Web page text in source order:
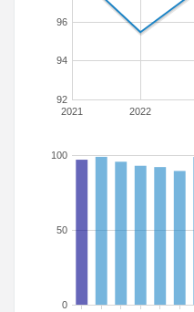
2021 2022
92
94
96
0
50
100